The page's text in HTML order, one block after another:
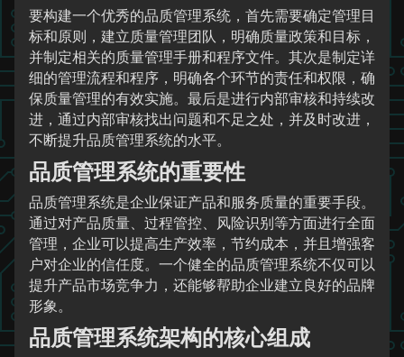
要构建一个优秀的品质管理系统，首先需要确定管理目
标和原则，建立质量管理团队，明确质量政策和目标，
并制定相关的质量管理手册和程序文件。其次是制定详
细的管理流程和程序，明确各个环节的责任和权限，确
保质量管理的有效实施。最后是进行内部审核和持续改
进，通过内部审核找出问题和不足之处，并及时改进，
不断提升品质管理系统的水平。
品质管理系统的重要性
品质管理系统是企业保证产品和服务质量的重要手段。
通过对产品质量、过程管控、风险识别等方面进行全面
管理，企业可以提高生产效率，节约成本，并且增强客
户对企业的信任度。一个健全的品质管理系统不仅可以
提升产品市场竞争力，还能够帮助企业建立良好的品牌
形象。
品质管理系统架构的核心组成